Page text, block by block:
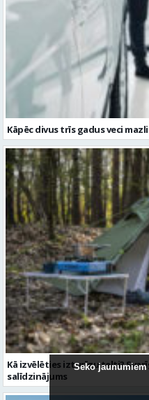
Kāpēc divus trīs gadus veci
Kā izvēlēties izturīgu telti?
salīdzinājums
Seko